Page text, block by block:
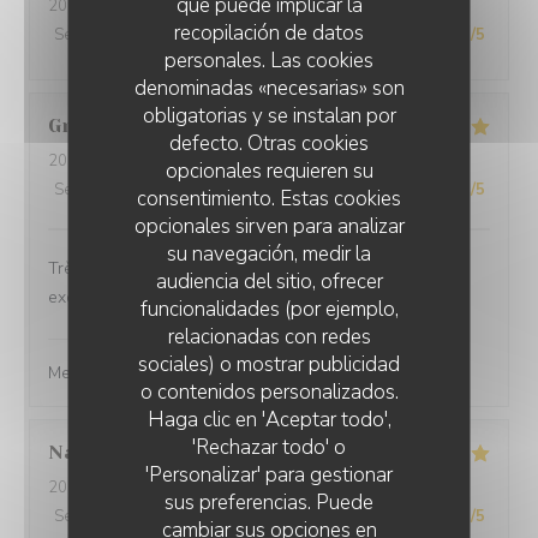
recopilación de datos
personales. Las cookies
denominadas «necesarias» son
obligatorias y se instalan por
defecto. Otras cookies
opcionales requieren su
consentimiento. Estas cookies
opcionales sirven para analizar
su navegación, medir la
audiencia del sitio, ofrecer
funcionalidades (por ejemplo,
relacionadas con redes
sociales) o mostrar publicidad
o contenidos personalizados.
Haga clic en 'Aceptar todo',
'Rechazar todo' o
'Personalizar' para gestionar
sus preferencias. Puede
cambiar sus opciones en
2026-07-31
- 13:00 - Invitados 3
Servicio
Ambiente: 5/5 Menú: 5/5 Calidad / Precio /5
Grégoire M
2026-07-30
- 20:00 - Invitados 5
Servicio
/5 Ambiente: 5/5 Menú: 5/5 Calidad / Precio /5
Très bon restaurant. Service impeccable. Et plats
excellents ! Merci pour cette belle soirée.
Le Magellan ha respondido a su opinión
Merci de votre visite
Nathalie
2026-07-29
- 13:00 - Invitados 2
Servicio
Ambiente : 5/5 Menú:5 /5 Calidad / Precio /5
LE MAGELLAN